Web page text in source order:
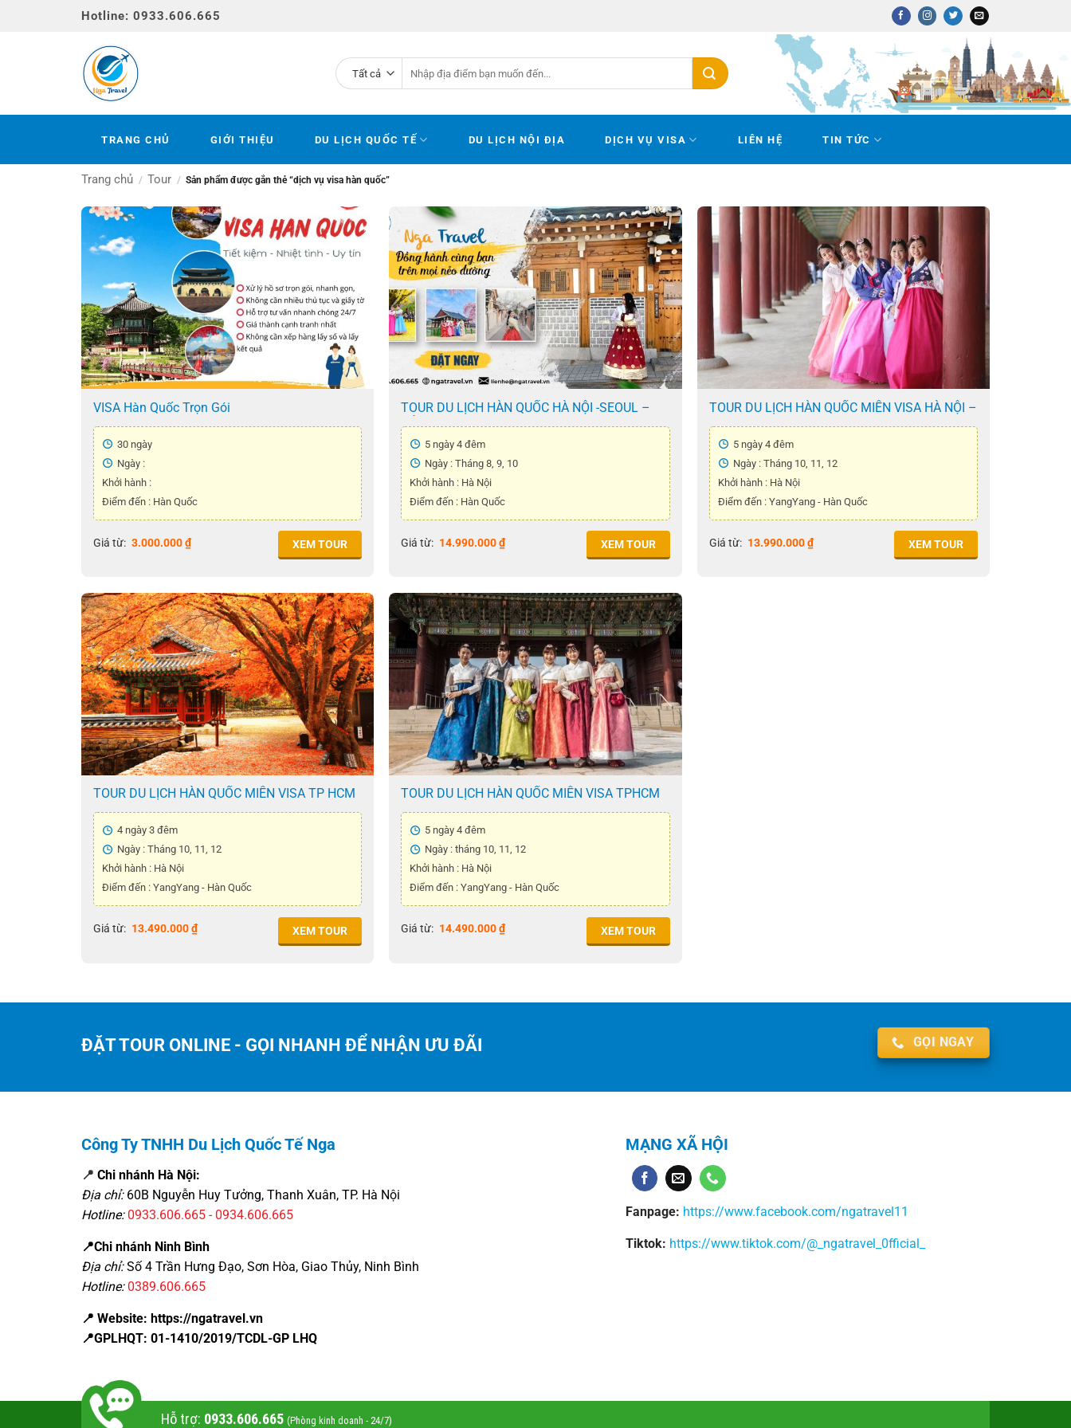
Hỗ trợ: 0933.606.665 (Phòng kinh doanh - 24/7)
Hotline: 0933.606.665
kiếm:
TRANG CHỦ GIỚI THIỆU DU LỊCH QUỐC TẾ DU LỊCH NỘI ĐỊA DỊCH VỤ VISA LIÊN HỆ TIN TỨC
Trang chủ / Tour / Sản phẩm được gắn thẻ “dịch vụ visa hàn quốc”
VISA Hàn Quốc Trọn Gói
30 ngày
Ngày :
Khởi hành :
Điểm đến : Hàn Quốc
Giá từ: 3.000.000₫ XEM TOUR
TOUR DU LỊCH HÀN QUỐC HÀ NỘI -SEOUL –
ĐẢO NAMI – THÁP NAMSAN – CÔNG VIÊN
EVERLAND – TẬP LÀM KIM CHI – MẶC ÁO
HANBOK ( 5 Ngày 4 Đêm )
5 ngày 4 đêm
Ngày : Tháng 8, 9, 10
Khởi hành : Hà Nội
Điểm đến : Hàn Quốc
Giá từ: 14.990.000₫ XEM TOUR
TOUR DU LỊCH HÀN QUỐC MIỄN VISA HÀ NỘI –
YANGYANG 5N4Đ
5 ngày 4 đêm
Ngày : Tháng 10, 11, 12
Khởi hành : Hà Nội
Điểm đến : YangYang - Hàn Quốc
Giá từ: 13.990.000₫ XEM TOUR
TOUR DU LỊCH HÀN QUỐC MIỄN VISA TP HCM
– YANGYANG 4N3Đ
4 ngày 3 đêm
Ngày : Tháng 10, 11, 12
Khởi hành : Hà Nội
Điểm đến : YangYang - Hàn Quốc
Giá từ: 13.490.000₫ XEM TOUR
TOUR DU LỊCH HÀN QUỐC MIỄN VISA TPHCM
– YANGYANG 5N4Đ
5 ngày 4 đêm
Ngày : tháng 10, 11, 12
Khởi hành : Hà Nội
Điểm đến : YangYang - Hàn Quốc
Giá từ: 14.490.000₫ XEM TOUR
ĐẶT TOUR ONLINE - GỌI NHANH ĐỂ NHẬN ƯU ĐÃI GỌI NGAY
Công Ty TNHH Du Lịch Quốc Tế Nga
📍 Chi nhánh Hà Nội:
Địa chỉ:60B Nguyễn Huy Tưởng, Thanh Xuân, TP. Hà Nội
Hotline: 0933.606.665 - 0934.606.665
📍Chi nhánh Ninh Bình
Địa chỉ:Số 4 Trần Hưng Đạo, Sơn Hòa, Giao Thủy, Ninh Bình
Hotline:0389.606.665
📍 Website: https://ngatravel.vn
📍GPLHQT: 01-1410/2019/TCDL-GP LHQ
MẠNG XÃ HỘI
Fanpage: https://www.facebook.com/ngatravel11
Tiktok: https://www.tiktok.com/@_ngatravel_0fficial_